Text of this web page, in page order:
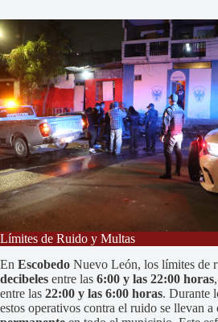
Límites de Ruido y Multas
En Escobedo Nuevo León, los límites de
decibeles entre las 6:00 y las 22:00 horas
entre las 22:00 y las 6:00 horas. Durante
estos operativos contra el ruido se llevan a